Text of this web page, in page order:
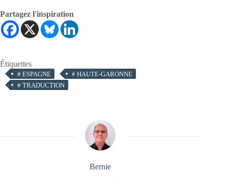
Partagez l'inspiration
Étiquettes
# ESPAGNE # HAUTE-GARONNE
# TRADUCTION
Bernie